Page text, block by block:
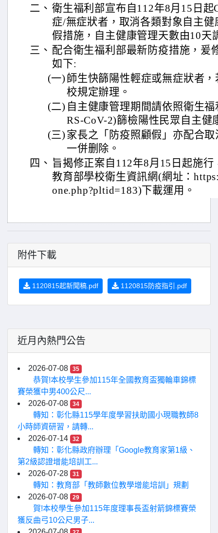
二、 衛生福利部宣布自112年8月15日
症/無症狀者，取消各類對象自主
假措施，自主健康管理天數由10天
三、 配合衛生福利部最新防疫措施，爰
如下:
(一) 師生快篩陽性輕症或無症狀者
校規定辦理。
(二) 自主健康管理期間請依照衛生
RS-CoV-2)篩檢陽性民眾自主健
(三) 家長之「防疫照顧假」亦配合
一併删除。
四、 旨揭修正案自112年8月15日起施
教育部學校衛生資訊網(網址：
one.php?pltid=183)下載運用。
附件下載
1120815起新聞稿.pdf 1120815防疫指引.pdf
近月內熱門公告
2026-07-08 35
恭賀!本校學生參加115年全國教育盃獨輪車錦標
賽榮獲中男400公尺...
2026-07-08
34
轉知：彰化縣115學年度學習扶助國小現職教師8
小時師資研習，請轉...
2026-07-14
32
轉知：彰化縣政府辦理「Google教育家第1級、
第2級認證增能培訓工...
2026-07-28
31
轉知：教育部「教師數位教學增能培訓」規劃
2026-07-08
29
賀!本校學生參加115年度理事長盃射箭錦標賽榮
獲反曲弓10公尺男子...